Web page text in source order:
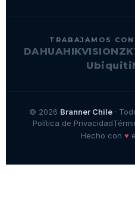
TRABAJAMOS
DAHUAHIKVISION
Ubiquiti
© 2026 Branner Chile·
Política de Privacidad
Hecho con ♥